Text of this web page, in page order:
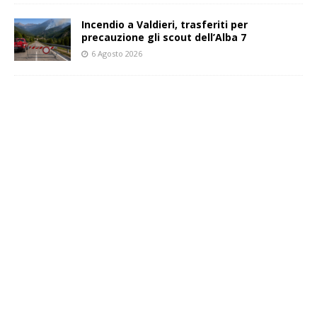
Incendio a Valdieri, trasferiti per
precauzione gli scout dell’Alba 7
6 Agosto 2026